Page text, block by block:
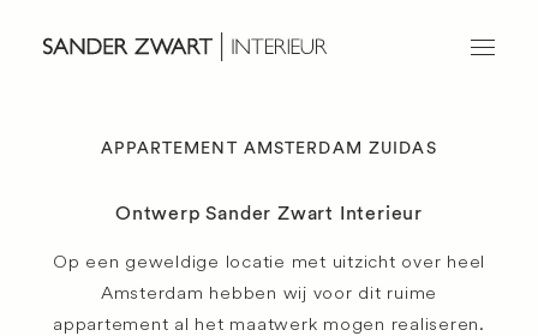
Ontwerp
Werken bij
APPARTEMENT AMSTERDAM ZUIDAS
Ontwerp Sander Zwart Interieur
Op een geweldige locatie met uitzicht over heel
Amsterdam hebben wij voor dit ruime
appartement al het maatwerk mogen realiseren.